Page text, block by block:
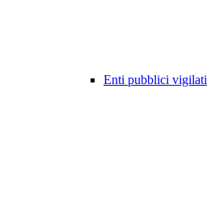
Enti pubblici vigilati